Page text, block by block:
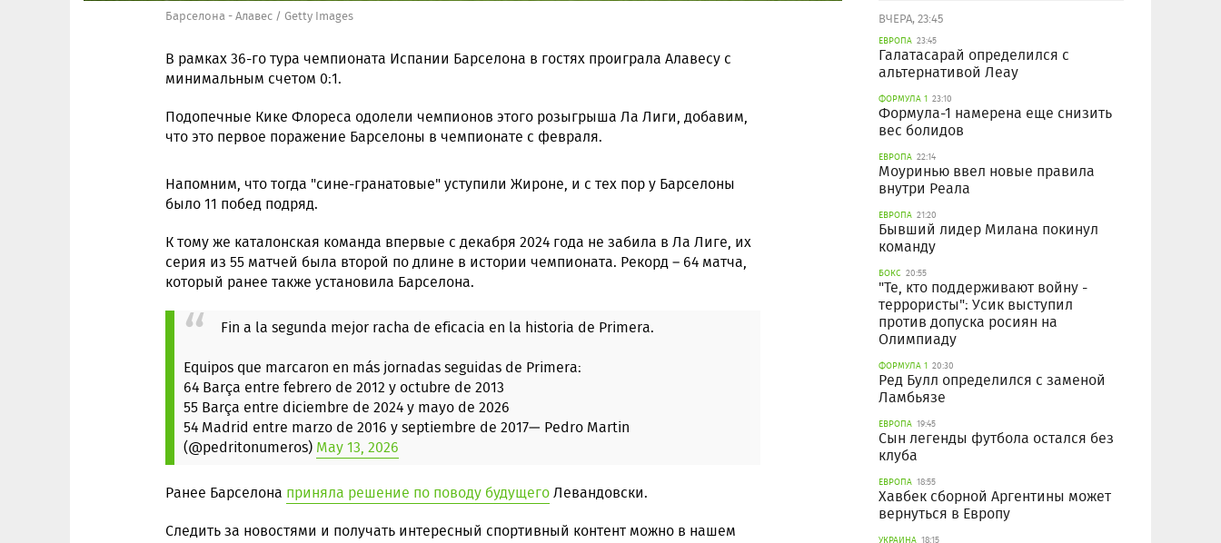
Барселона - Алавес / Getty Images
В рамках 36-го тура чемпионата Испании Барселона в гостях проиграла Алавесу с
минимальным счетом 0:1.
Подопечные Кике Флореса одолели чемпионов этого розыгрыша Ла Лиги, добавим,
что это первое поражение Барселоны в чемпионате с февраля.
Напомним, что тогда "сине-гранатовые" уступили Жироне, и с тех пор у Барселоны
было 11 побед подряд.
К тому же каталонская команда впервые с декабря 2024 года не забила в Ла Лиге, их
серия из 55 матчей была второй по длине в истории чемпионата. Рекорд – 64 матча,
который ранее также установила Барселона.
Fin a la segunda mejor racha de eficacia en la historia de Primera.
Equipos que marcaron en más jornadas seguidas de Primera:
64 Barça entre febrero de 2012 y octubre de 2013
55 Barça entre diciembre de 2024 y mayo de 2026
54 Madrid entre marzo de 2016 y septiembre de 2017— Pedro Martin
(@pedritonumeros) May 13, 2026
Ранее Барселона приняла решение по поводу будущегоЛевандовски.
Следить за новостями и получать интересный спортивный контент можно в нашем
ВЧЕРА, 23:45
ЕВРОПА 23:45
Галатасарай определился с
альтернативой Леау
ФОРМУЛА 1 23:10
Формула-1 намерена еще снизить
вес болидов
ЕВРОПА 22:14
Моуринью ввел новые правила
внутри Реала
ЕВРОПА 21:20
Бывший лидер Милана покинул
команду
БОКС 20:55
"Те, кто поддерживают войну -
террористы": Усик выступил
против допуска росиян на
Олимпиаду
ФОРМУЛА 1 20:30
Ред Булл определился с заменой
Ламбьязе
ЕВРОПА 19:45
Сын легенды футбола остался без
клуба
ЕВРОПА 18:55
Хавбек сборной Аргентины может
вернуться в Европу
УКРАИНА 18:15